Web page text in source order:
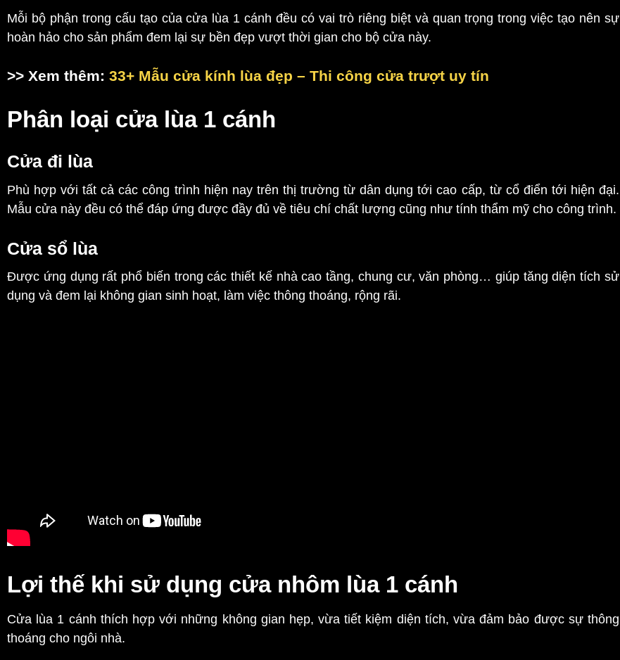
Mỗi bộ phận trong cấu tạo của cửa lùa 1 cánh đều có vai trò riêng biệt và quan trọng trong việc tạo nên sự
hoàn hảo cho sản phẩm đem lại sự bền đẹp vượt thời gian cho bộ cửa này.
>> Xem thêm: 33+ Mẫu cửa kính lùa đẹp – Thi công cửa trượt uy tín
Phân loại cửa lùa 1 cánh
Cửa đi lùa
Phù hợp với tất cả các công trình hiện nay trên thị trường từ dân dụng tới cao cấp, từ cổ điển tới hiện đại.
Mẫu cửa này đều có thể đáp ứng được đầy đủ về tiêu chí chất lượng cũng như tính thẩm mỹ cho công trình.
Cửa sổ lùa
Được ứng dụng rất phổ biến trong các thiết kế nhà cao tầng, chung cư, văn phòng… giúp tăng diện tích sử
dụng và đem lại không gian sinh hoạt, làm việc thông thoáng, rộng rãi.
Lợi thế khi sử dụng cửa nhôm lùa 1 cánh
Cửa lùa 1 cánh thích hợp với những không gian hẹp, vừa tiết kiệm diện tích, vừa đảm bảo được sự thông
thoáng cho ngôi nhà.